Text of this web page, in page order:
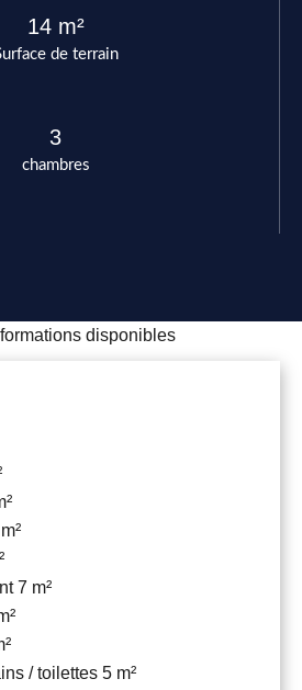
de terrain
14 m²
chambres
3
disponibles
7 m²
/ toilettes 5 m²